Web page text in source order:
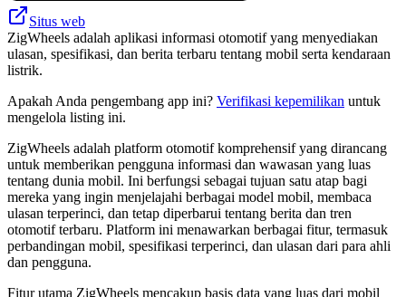
Situs web
ZigWheels adalah aplikasi informasi otomotif yang menyediakan
ulasan, spesifikasi, dan berita terbaru tentang mobil serta kendaraan
listrik.
Apakah Anda pengembang app ini? Verifikasi kepemilikan untuk
mengelola listing ini.
ZigWheels adalah platform otomotif komprehensif yang dirancang
untuk memberikan pengguna informasi dan wawasan yang luas
tentang dunia mobil. Ini berfungsi sebagai tujuan satu atap bagi
mereka yang ingin menjelajahi berbagai model mobil, membaca
ulasan terperinci, dan tetap diperbarui tentang berita dan tren
otomotif terbaru. Platform ini menawarkan berbagai fitur, termasuk
perbandingan mobil, spesifikasi terperinci, dan ulasan dari para ahli
dan pengguna.
Fitur utama ZigWheels mencakup basis data yang luas dari mobil